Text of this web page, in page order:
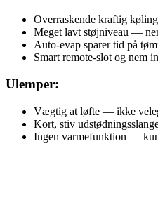
Overraskende kraftig
Meget lavt støjniveau —
Auto-evap sparer tid på
Smart remote-slot og nem
Ulemper:
Vægtig at løfte — ikke
Kort, stiv
Ingen varmefunktion —